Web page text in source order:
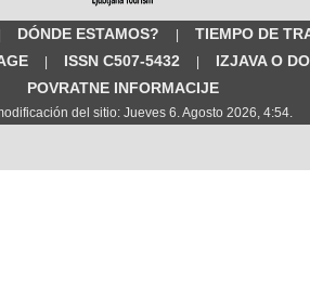
DÓNDE ESTAMOS? |
TIEMPO DE
| ISSN C507-5432 |
IZJAVA O
POVRATNE INFORMACIJE
del sitio: Jueves 6. Agosto 2026, 4:54.